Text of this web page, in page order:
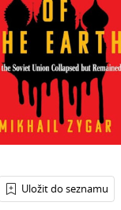
Uložit do seznamu